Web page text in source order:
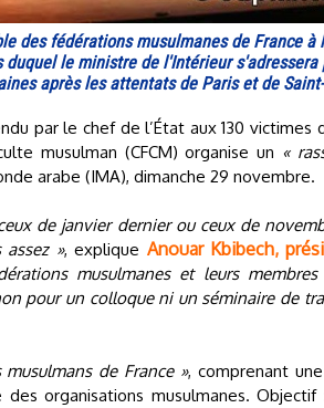
des fédérations musulmanes de France
duquel le ministre de l'Intérieur
après les attentats de Paris et de
par le chef de l’État aux 130
musulman (CFCM) organise un «
arabe (IMA), dimanche 29 novembre.
de janvier dernier ou ceux de
assez », explique Anouar Kbibech,
musulmanes et leurs membres
pour un colloque ni un séminaire de
de France », comprenant
organisations musulmanes.